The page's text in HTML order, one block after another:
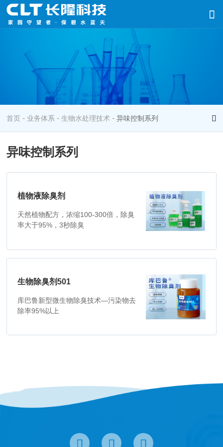
首页 - 业务体系 -生物水处理技术 -异味控制系列
异味控制系列
植物液除臭剂
天然植物配方，浓缩100-300倍，除臭
率大于95%，3秒除臭
生物除臭剂501
库巴鲁新型微生物除臭技术—污染物去
除率95%以上